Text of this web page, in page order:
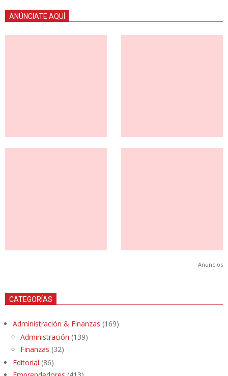
ANÚNCIATE AQUÍ
Anuncios
CATEGORÍAS
Administración & Finanzas (169)
Administración (139)
Finanzas (32)
Editorial (86)